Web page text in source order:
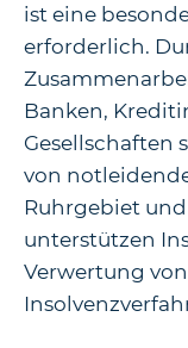
ist eine
erforderlich.
Banken,
Gesellschaften
von
Ruhrgebiet
unterstützen
Verwertung